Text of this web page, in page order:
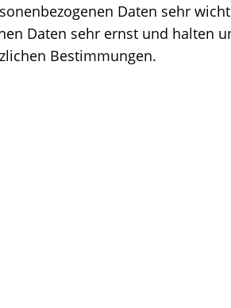
Daten sehr
Daten sehr ernst und halten
Bestimmungen.